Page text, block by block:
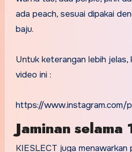
ada peach, sesuai dipakai
baju.
Untuk keterangan lebih
video ini :
https://www.instagram.com/
Jaminan selama
KIESLECT juga menawarkan